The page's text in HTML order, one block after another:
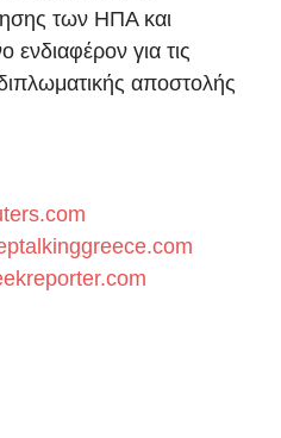
των ΗΠΑ και
ενδιαφέρον για τις
αποστολής